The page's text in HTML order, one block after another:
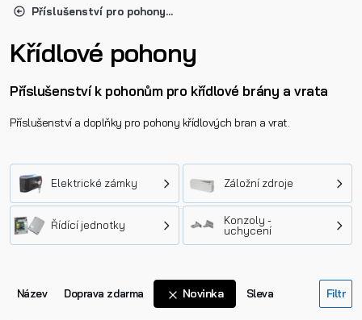
Příslušenství pro pohony bran a vrat
Křídlové pohony
Příslušenství k pohonům pro křídlové brány a vrata
Příslušenství a doplňky pro pohony křídlových bran a vrat.
Elektrické zámky Záložní zdroje
Řídící jednotky
Konzoly -
uchycení
Název Doprava zdarma Novinka Sleva